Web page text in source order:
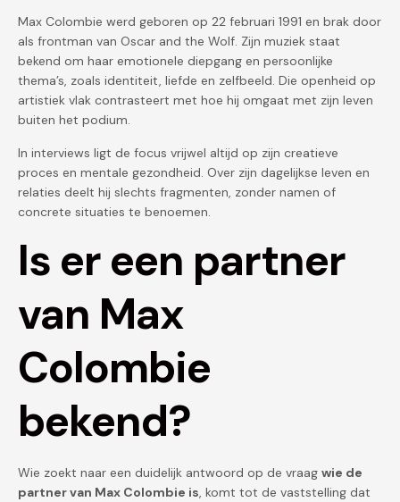
Max Colombie werd geboren op 22 februari 1991 en brak door
als frontman van Oscar and the Wolf. Zijn muziek staat
bekend om haar emotionele diepgang en persoonlijke
thema’s, zoals identiteit, liefde en zelfbeeld. Die openheid op
artistiek vlak contrasteert met hoe hij omgaat met zijn leven
buiten het podium.
In interviews ligt de focus vrijwel altijd op zijn creatieve
proces en mentale gezondheid. Over zijn dagelijkse leven en
relaties deelt hij slechts fragmenten, zonder namen of
concrete situaties te benoemen.
Is er een partner
van Max
Colombie
bekend?
Wie zoekt naar een duidelijk antwoord op de vraag wie de
partner van Max Colombie is, komt tot de vaststelling dat